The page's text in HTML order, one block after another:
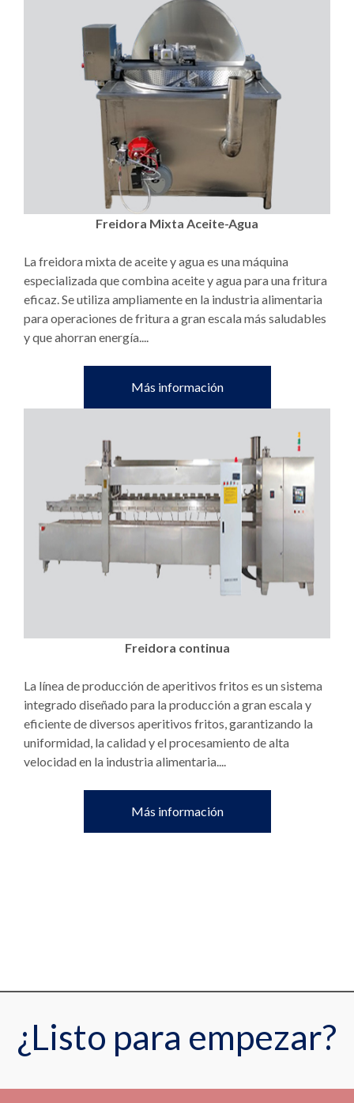
Freidora Mixta Aceite-Agua
La freidora mixta de aceite y agua es una máquina
especializada que combina aceite y agua para una fritura
eficaz. Se utiliza ampliamente en la industria alimentaria
para operaciones de fritura a gran escala más saludables
y que ahorran energía....
Más información
Freidora continua
La línea de producción de aperitivos fritos es un sistema
integrado diseñado para la producción a gran escala y
eficiente de diversos aperitivos fritos, garantizando la
uniformidad, la calidad y el procesamiento de alta
velocidad en la industria alimentaria....
Más información
¿Listo para empezar?